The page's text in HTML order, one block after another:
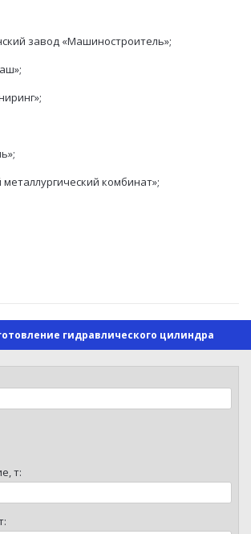
завод «Машиностроитель»;
комбинат»;
гидравлического цилиндра
т: